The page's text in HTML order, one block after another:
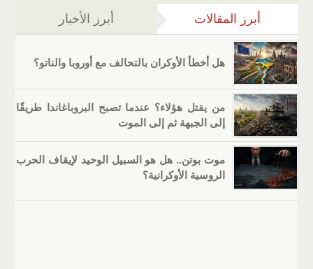
أبرز المقالات (علامة التبويب النشطة)
أبرز الأخبار
هل أخطأ الأوكران بالتحالف مع أوروبا والناتو؟
من يقتل هؤلاء؟ عندما تصبح البروباغاندا طريقًا
إلى الجبهة ثم إلى الموت
موت بوتن.. هل هو السبيل الوحيد لإيقاف الحرب
الروسية الأوكرانية؟